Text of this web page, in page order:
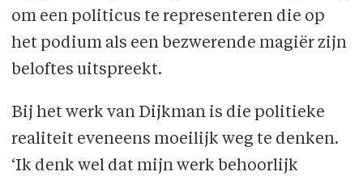
om een politicus te representeren die op
het podium als een bezwerende magiër zijn
beloftes uitspreekt.
Bij het werk van Dijkman is die politieke
realiteit eveneens moeilijk weg te denken.
‘Ik denk wel dat mijn werk behoorlijk